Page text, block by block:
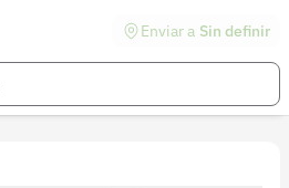
Enviar a Sin definir